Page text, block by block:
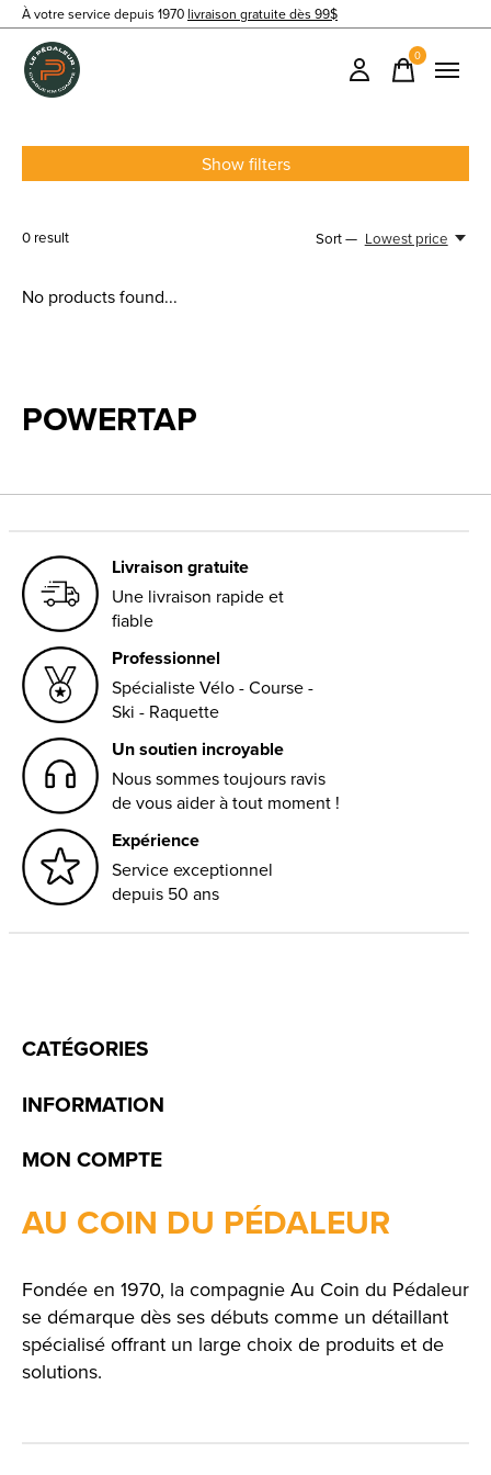
À votre service depuis 1970 livraison gratuite dès 99$
0items
Show filters
0 result Sort — Lowest price
No products found...
POWERTAP
Livraison gratuite
Une livraison rapide et
fiable
Professionnel
Spécialiste Vélo - Course -
Ski - Raquette
Un soutien incroyable
Nous sommes toujours ravis
de vous aider à tout moment !
Expérience
Service exceptionnel
depuis 50 ans
CATÉGORIES
INFORMATION
MON COMPTE
AU COIN DU PÉDALEUR
Fondée en 1970, la compagnie Au Coin du Pédaleur
se démarque dès ses débuts comme un détaillant
spécialisé offrant un large choix de produits et de
solutions.